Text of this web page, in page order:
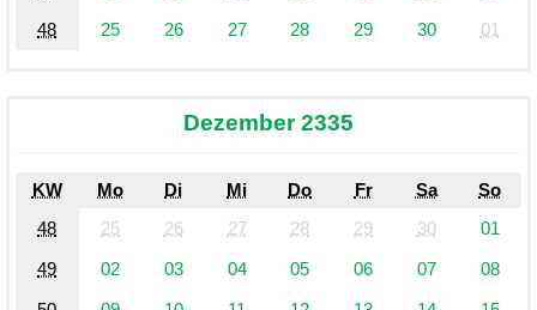
48
25 26 27 28 29 30 01
Dezember 2335
KW Mo Di Mi Do Fr Sa
So
48
25 26 27 28 29 30
01
49
02 03 04 05 06 07
08